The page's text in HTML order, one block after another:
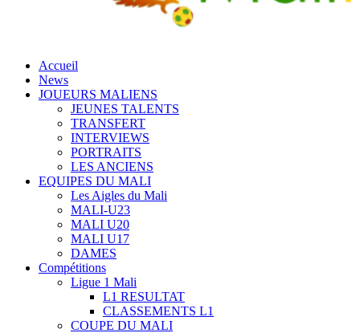
Accueil
News
JOUEURS MALIENS
JEUNES TALENTS
TRANSFERT
INTERVIEWS
PORTRAITS
LES ANCIENS
EQUIPES DU MALI
Les Aigles du Mali
MALI-U23
MALI U20
MALI U17
DAMES
Compétitions
Ligue 1 Mali
L1 RESULTAT
CLASSEMENTS L1
COUPE DU MALI